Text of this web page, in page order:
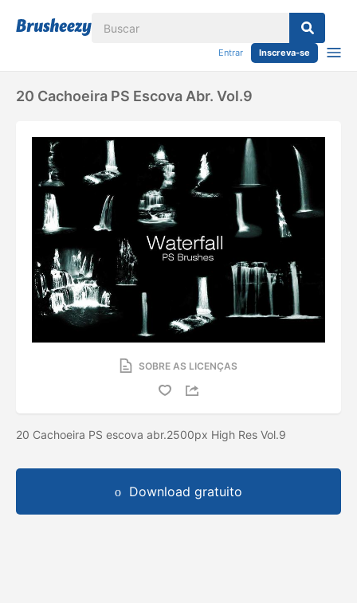
Entrar Inscreva-se
20 Cachoeira PS Escova Abr. Vol.9
SOBRE AS LICENÇAS
20 Cachoeira PS escova abr.2500px High Res Vol.9
Download gratuito